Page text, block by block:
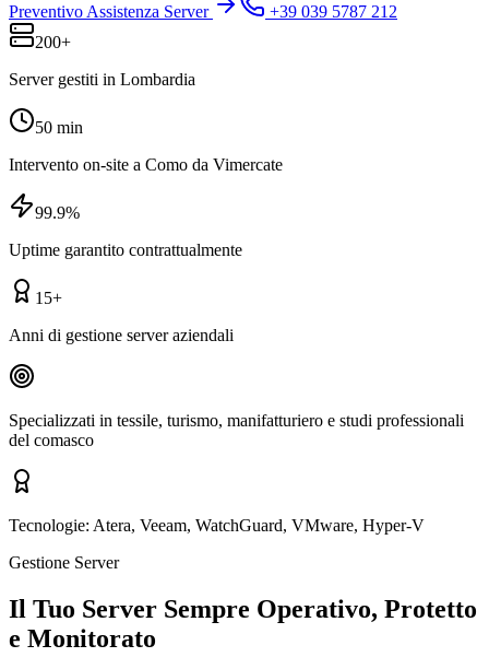
Preventivo Assistenza Server
+39 039 5787 212
200+
Server gestiti in Lombardia
50 min
Intervento on-site a Como da Vimercate
99.9%
Uptime garantito contrattualmente
15+
Anni di gestione server aziendali
Specializzati in tessile, turismo, manifatturiero e studi professionali
del comasco
Tecnologie: Atera, Veeam, WatchGuard, VMware, Hyper-V
Gestione Server
Il Tuo Server Sempre Operativo, Protetto
e Monitorato